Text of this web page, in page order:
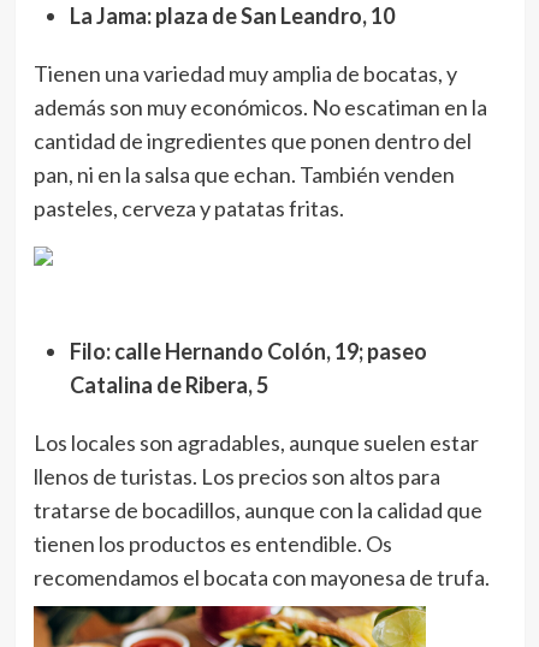
La Jama: plaza de San Leandro, 10
Tienen una variedad muy amplia de bocatas, y
además son muy económicos. No escatiman en la
cantidad de ingredientes que ponen dentro del
pan, ni en la salsa que echan. También venden
pasteles, cerveza y patatas fritas.
Filo: calle Hernando Colón, 19; paseo
Catalina de Ribera, 5
Los locales son agradables, aunque suelen estar
llenos de turistas. Los precios son altos para
tratarse de bocadillos, aunque con la calidad que
tienen los productos es entendible. Os
recomendamos el bocata con mayonesa de trufa.